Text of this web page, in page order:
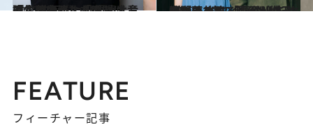
2022.6.6
「言葉は発した瞬間に、遠くにいく」 俳優・木竜麻生の豊かな「ことば論」 映画『わたし達はおとな』主演
カルチャー 2022.6.12
再びの共演、長谷川博己×綾瀬はるか 「長谷川さんがお薦めする映画が 怖い(笑)」。息の合ったトーク全開
カルチャー
FEATURE
フィーチャー記事